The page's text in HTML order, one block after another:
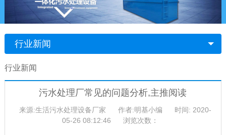
行业新闻
行业新闻
污水处理厂常见的问题分析,主推阅读
来源:生活污水处理设备厂家 作者:明基小编
时间: 2020-
05-26 08:12:46
浏览次数：